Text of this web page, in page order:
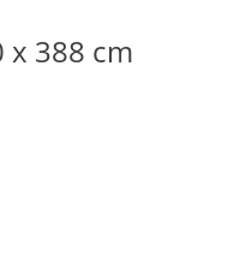
x 388 cm